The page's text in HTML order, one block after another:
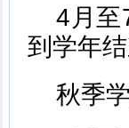
4月至
到学年
秋季